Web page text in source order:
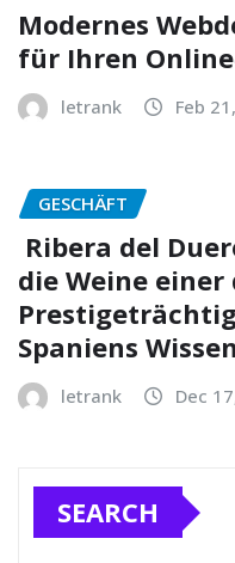
Modernes
für Ihren
letrank Feb
GESCHÄFT
Ribera del
die Weine einer
Spaniens
letrank Dec
SEARCH